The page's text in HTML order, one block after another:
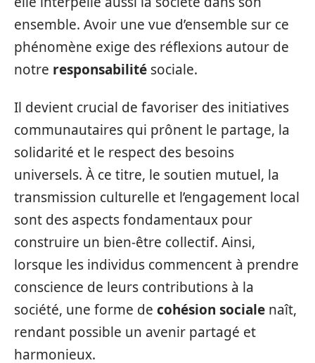
ensemble. Avoir une vue d’ensemble sur ce
phénomène exige des réflexions autour de
notre responsabilité sociale.
Il devient crucial de favoriser des initiatives
communautaires qui prônent le partage, la
solidarité et le respect des besoins
universels. À ce titre, le soutien mutuel, la
transmission culturelle et l’engagement local
sont des aspects fondamentaux pour
construire un bien-être collectif. Ainsi,
lorsque les individus commencent à prendre
conscience de leurs contributions à la
société, une forme de cohésion sociale naît,
rendant possible un avenir partagé et
harmonieux.